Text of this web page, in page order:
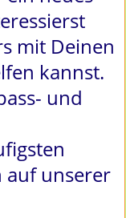
mit Deinen
kannst.
und
auf unserer